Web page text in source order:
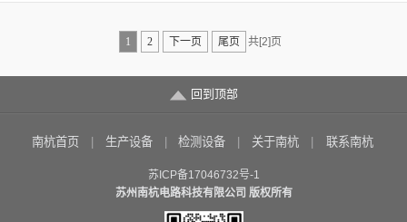
1 2 下一页 尾页 共[2]页
回到顶部
南杭首页 生产设备 检测设备 关于南杭 联系南杭
苏ICP备17046732号-1
苏州南杭电路科技有限公司 版权所有